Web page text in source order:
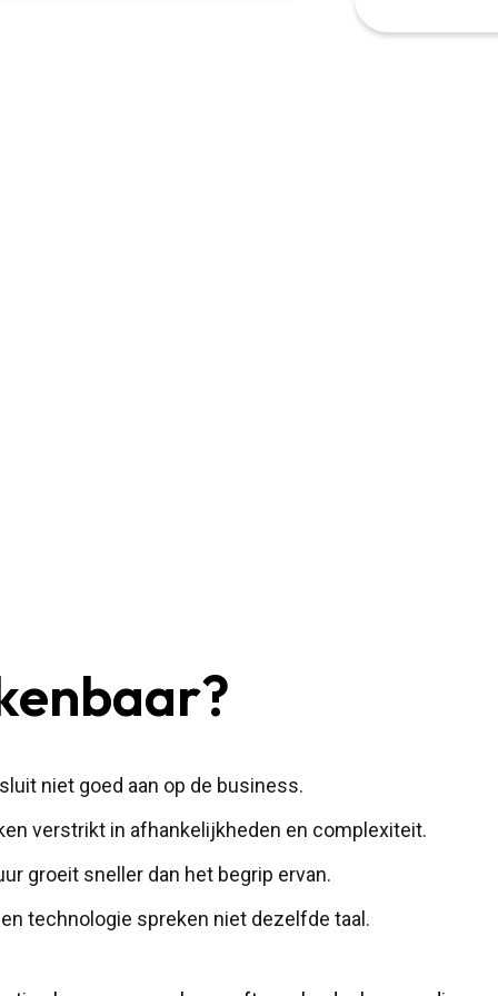
niet goed aan op de business.
verstrikt in afhankelijkheden en complexiteit.
groeit sneller dan het begrip ervan.
technologie spreken niet dezelfde taal.